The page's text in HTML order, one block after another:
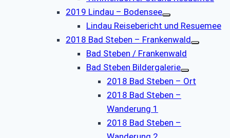
2019 Lindau – Bodensee
Lindau Reisebericht und Resuemee
2018 Bad Steben – Frankenwald
Bad Steben / Frankenwald
Bad Steben Bildergalerie
2018 Bad Steben – Ort
2018 Bad Steben –
Wanderung 1
2018 Bad Steben –